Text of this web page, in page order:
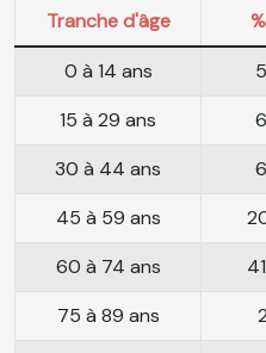
Tranche d'âge
0 à 14 ans
15 à 29 ans
30 à 44 ans
45 à 59 ans
60 à 74 ans
75 à 89 ans